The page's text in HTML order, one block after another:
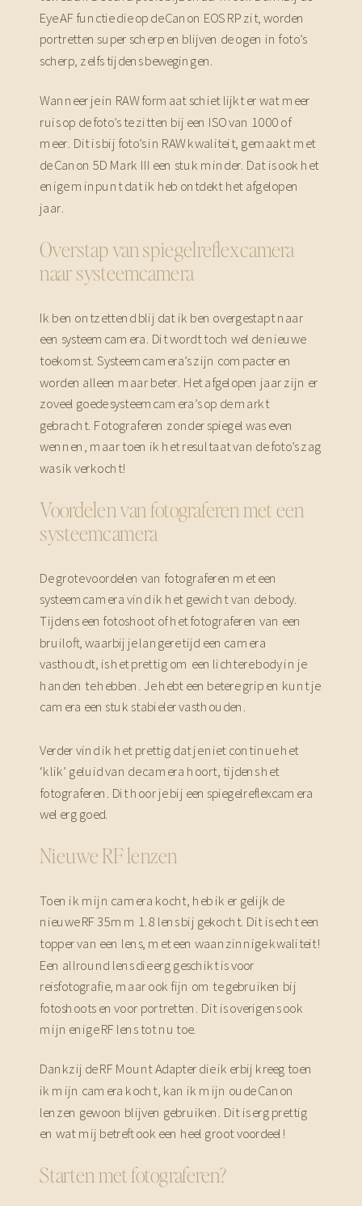
Eye AF functie die op de Canon EOS RP zit, worden
portretten super scherp en blijven de ogen in foto’s
scherp, zelfs tijdens bewegingen.
Wanneer je in RAW formaat schiet lijkt er wat meer
ruis op de foto’s te zitten bij een ISO van 1000 of
meer. Dit is bij foto’s in RAW kwaliteit, gemaakt met
de Canon 5D Mark III een stuk minder. Dat is ook het
enige minpunt dat ik heb ontdekt het afgelopen
jaar.
Overstap van spiegelreflexcamera
naar systeemcamera
Ik ben ontzettend blij dat ik ben overgestapt naar
een systeemcamera. Dit wordt toch wel de nieuwe
toekomst. Systeemcamera’s zijn compacter en
worden alleen maar beter. Het afgelopen jaar zijn er
zoveel goede systeemcamera’s op de markt
gebracht. Fotograferen zonder spiegel was even
wennen, maar toen ik het resultaat van de foto’s zag
was ik verkocht!
Voordelen van fotograferen met een
systeemcamera
De grote voordelen van fotograferen met een
systeemcamera vind ik het gewicht van de body.
Tijdens een fotoshoot of het fotograferen van een
bruiloft, waarbij je langere tijd een camera
vasthoudt, is het prettig om een lichtere body in je
handen te hebben. Je hebt een betere grip en kunt je
camera een stuk stabieler vasthouden.
Verder vind ik het prettig dat je niet continue het
‘klik’ geluid van de camera hoort, tijdens het
fotograferen. Dit hoor je bij een spiegelreflexcamera
wel erg goed.
Nieuwe RF lenzen
Toen ik mijn camera kocht, heb ik er gelijk de
nieuwe RF 35mm 1.8 lens bij gekocht. Dit is echt een
topper van een lens, met een waanzinnige kwaliteit!
Een allround lens die erg geschikt is voor
reisfotografie, maar ook fijn om te gebruiken bij
fotoshoots en voor portretten. Dit is overigens ook
mijn enige RF lens tot nu toe.
Dankzij de RF Mount Adapter die ik erbij kreeg toen
ik mijn camera kocht, kan ik mijn oude Canon
lenzen gewoon blijven gebruiken. Dit is erg prettig
en wat mij betreft ook een heel groot voordeel!
Starten met fotograferen?